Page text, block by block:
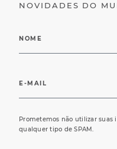
NOVIDADES DO
Prometemos não utilizar
qualquer tipo de SPAM.